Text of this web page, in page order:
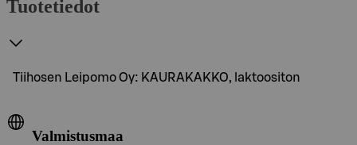
Tuotetiedot
Tiihosen Leipomo Oy: KAURAKAKKO, laktoositon
Valmistusmaa